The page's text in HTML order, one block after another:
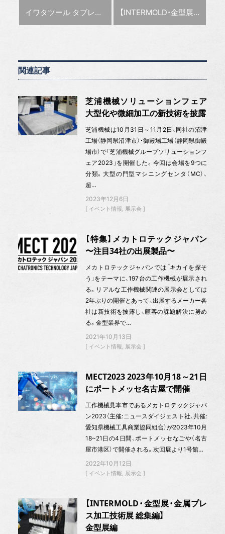
前の記事 :
イワタツール タブレットで技術支援 次の記事 :
【INTERMOLD・金型展・金属プレス加工技術展 総集編】
関連記事
芝浦機械ソリューションフェア
大型化や微細加工の新技術を披露
芝浦機械は10月31日～11月2日、同社の沼津
工場（静岡県沼津市）・御殿場工場（静岡県御殿
場市）で「芝浦機械グループソリューションフ
ェア2023」を開催した。今回は会場を9つに
分類。大型の門型マシニングセンタ（MC）、
超…
2023年12月6日
イベント情報 展示会
【特集】メカトロテックジャパン
〜注目34社の出展製品〜
メカトロテックジャパンでは「キカイを探そ
う」をテーマに、197台の工作機械が展示され
る。リアルな工作機械関連の展示会としては
2年ぶりの開催とあって、出展するメーカー各
社は新技術を披露し、顧客の課題解決に努め
る。金型業界で…
2021年10月13日
イベント情報 展示会
MECT2023 2023年10月18～21日
にポートメッセ名古屋で開催
工作機械見本市であるメカトロテックジャパ
ン2023（主催:ニュースダイジェスト社、共催:
愛知県機械工具商業協同組合）が2023年10月
18~21日の4日間、ポートメッセなごや（名古
屋市港区）で開催される。次回展より1号館…
2022年10月12日
イベント情報 展示会
【INTERMOLD・金型展・金属プレ
ス加工技術展 総集編】
金型展編